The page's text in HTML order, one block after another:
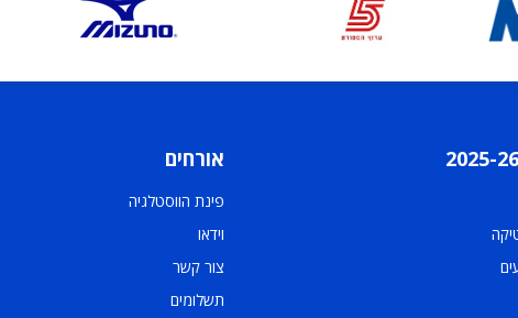
אורחים
פינת הווסטלגיה
וידאו
צור קשר
תשלומים